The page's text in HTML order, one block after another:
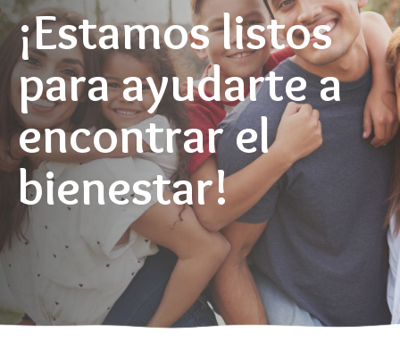
¡Estamos listos
para ayudarte a
encontrar el
bienestar!